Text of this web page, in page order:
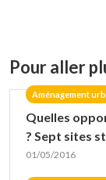
Pour aller
Aménagement
Quelles
? Sept sites
01/05/2016